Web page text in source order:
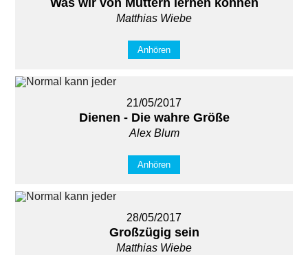
Was wir von Müttern lernen können
Matthias Wiebe
Anhören
21/05/2017
Dienen - Die wahre Größe
Alex Blum
Anhören
28/05/2017
Großzügig sein
Matthias Wiebe